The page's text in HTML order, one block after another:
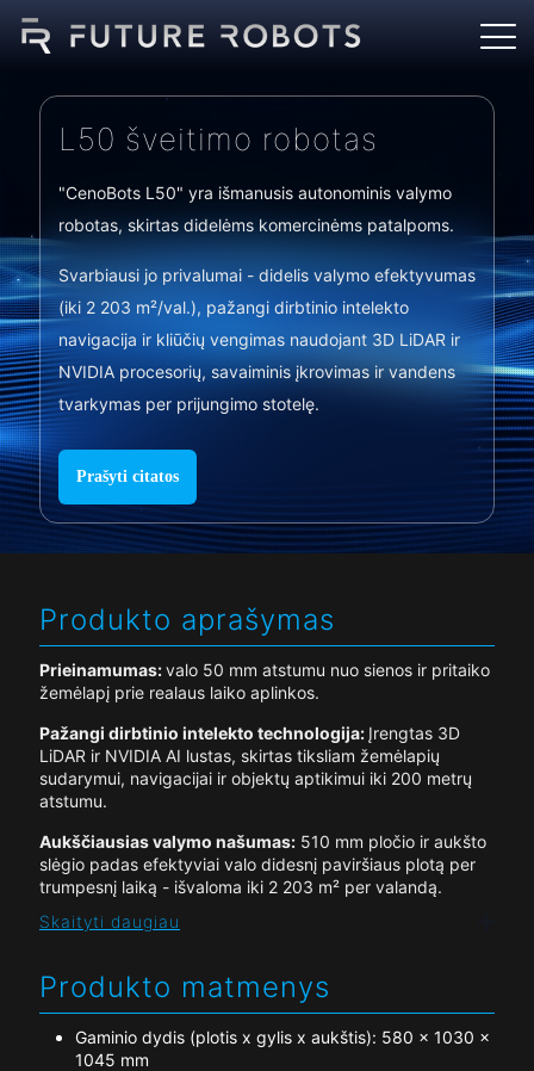
L50 šveitimo robotas
"CenoBots L50" yra išmanusis autonominis valymo
robotas, skirtas didelėms komercinėms patalpoms.
Svarbiausi jo privalumai - didelis valymo efektyvumas
(iki 2 203 m²/val.), pažangi dirbtinio intelekto
navigacija ir kliūčių vengimas naudojant 3D LiDAR ir
NVIDIA procesorių, savaiminis įkrovimas ir vandens
tvarkymas per prijungimo stotelę.
Prašyti citatos
Produkto aprašymas
Prieinamumas:valo 50 mm atstumu nuo sienos ir pritaiko
žemėlapį prie realaus laiko aplinkos.
Pažangi dirbtinio intelekto technologija: Įrengtas 3D
LiDAR ir NVIDIA AI lustas, skirtas tiksliam žemėlapių
sudarymui, navigacijai ir objektų aptikimui iki 200 metrų
atstumu.
Aukščiausias valymo našumas: 510 mm pločio ir aukšto
slėgio padas efektyviai valo didesnį paviršiaus plotą per
trumpesnį laiką - išvaloma iki 2 203 m² per valandą.
Skaityti daugiau
Produkto matmenys
Gaminio dydis (plotis x gylis x aukštis): 580 x 1030 x
1045 mm